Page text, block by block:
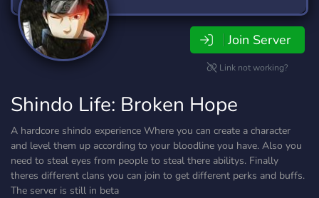
Join Server
Link not working?
Shindo Life: Broken Hope
A hardcore shindo experience Where you can create a character
and level them up according to your bloodline you have. Also you
need to steal eyes from people to steal there abilitys. Finally
theres different clans you can join to get different perks and buffs.
The server is still in beta